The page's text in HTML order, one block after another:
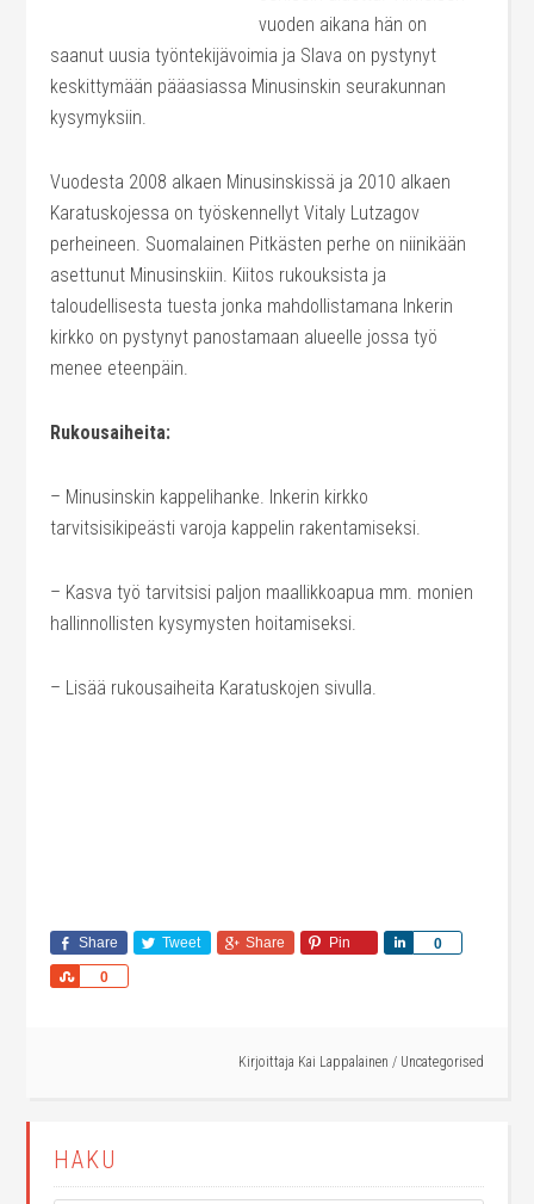
vuoden aikana hän on
saanut uusia työntekijävoimia ja Slava on pystynyt
keskittymään pääasiassa Minusinskin seurakunnan
kysymyksiin.
Vuodesta 2008 alkaen Minusinskissä ja 2010 alkaen
Karatuskojessa on työskennellyt Vitaly Lutzagov
perheineen. Suomalainen Pitkästen perhe on niinikään
asettunut Minusinskiin. Kiitos rukouksista ja
taloudellisesta tuesta jonka mahdollistamana Inkerin
kirkko on pystynyt panostamaan alueelle jossa työ
menee eteenpäin.
Rukousaiheita:
– Minusinskin kappelihanke. Inkerin kirkko
tarvitsisikipeästi varoja kappelin rakentamiseksi.
– Kasva työ tarvitsisi paljon maallikkoapua mm. monien
hallinnollisten kysymysten hoitamiseksi.
– Lisää rukousaiheita Karatuskojen sivulla.
Share Tweet Share Pin 0
Share
0
Share
Kirjoittaja Kai Lappalainen / Uncategorised
HAKU